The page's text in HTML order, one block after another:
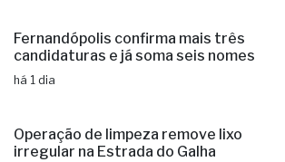
Fernandópolis confirma mais três
candidaturas e já soma seis nomes
há 1 dia
Operação de limpeza remove lixo
irregular na Estrada do Galha